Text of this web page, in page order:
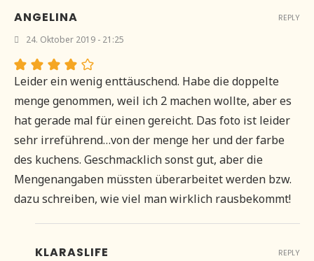
ANGELINA
24. Oktober 2019 - 21:25
Leider ein wenig enttäuschend. Habe die doppelte
menge genommen, weil ich 2 machen wollte, aber es
hat gerade mal für einen gereicht. Das foto ist leider
sehr irreführend…von der menge her und der farbe
des kuchens. Geschmacklich sonst gut, aber die
Mengenangaben müssten überarbeitet werden bzw.
dazu schreiben, wie viel man wirklich rausbekommt!
REPLY
KLARASLIFE REPLY